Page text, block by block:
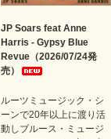
JP Soars feat Anne
Harris - Gypsy Blue
Revue（2026/07/24発
売）
ルーツミュージック・シ
ーンで20年以上に渡り活
動しブルース・ミュージ